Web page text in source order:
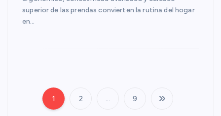
superior de las prendas convierten la rutina del hogar
en…
1 2 … 9